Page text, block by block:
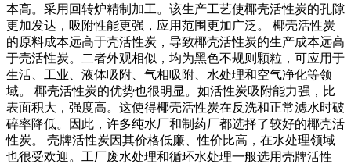
本高。采用回转炉精制加工。该生产工艺使椰壳活性炭的孔隙
更加发达，吸附性能更强，应用范围更加广泛。 椰壳活性炭
的原料成本远高于壳活性炭，导致椰壳活性炭的生产成本远高
于壳活性炭。二者外观相似，均为黑色不规则颗粒，可应用于
生活、工业、液体吸附、气相吸附、水处理和空气净化等领
域。 椰壳活性炭的优势也很明显。如活性炭吸附能力强，比
表面积大，强度高。这使得椰壳活性炭在反洗和正常滤水时破
碎率降低。因此，许多纯水厂和制药厂都选择了较好的椰壳活
性炭。 壳牌活性炭因其价格低廉、性价比高，在水处理领域
也很受欢迎。工厂废水处理和循环水处理一般选用壳牌活性